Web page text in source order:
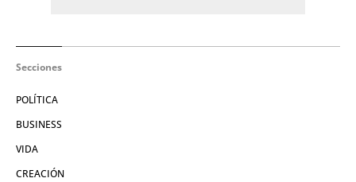
Secciones
POLÍTICA
BUSINESS
VIDA
CREACIÓN